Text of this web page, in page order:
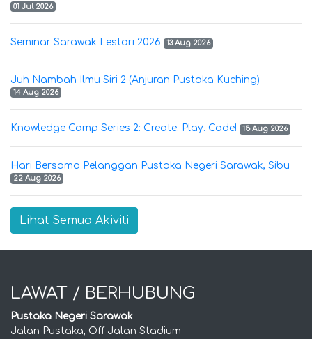
01 Jul 2026
Seminar Sarawak Lestari 2026 13 Aug 2026
Juh Nambah Ilmu Siri 2 (Anjuran Pustaka Kuching)
14 Aug 2026
Knowledge Camp Series 2: Create. Play. Code! 15 Aug 2026
Hari Bersama Pelanggan Pustaka Negeri Sarawak, Sibu
22 Aug 2026
Lihat Semua Akiviti
LAWAT / BERHUBUNG
Pustaka Negeri Sarawak
Jalan Pustaka, Off Jalan Stadium